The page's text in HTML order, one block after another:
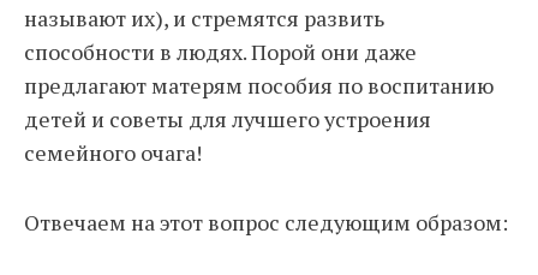
называют их), и стремятся развить
способности в людях. Порой они даже
предлагают матерям пособия по воспитанию
детей и советы для лучшего устроения
семейного очага!
Отвечаем на этот вопрос следующим образом: